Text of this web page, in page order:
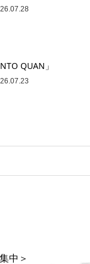
NTO QUAN」
中＞